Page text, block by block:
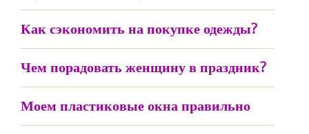
Как сэкономить на покупке одежды?
Чем порадовать женщину в праздник?
Моем пластиковые окна правильно